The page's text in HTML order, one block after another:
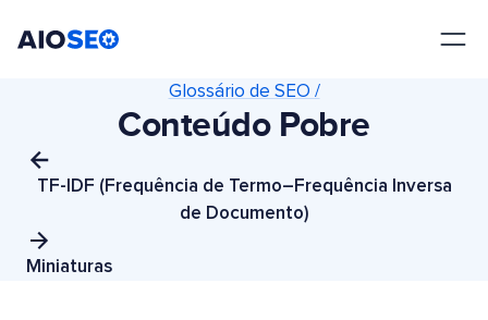
TF-IDF (Frequência de Termo–Frequência Inversa
de Documento)
Glossário de SEO /
Conteúdo Pobre
Miniaturas